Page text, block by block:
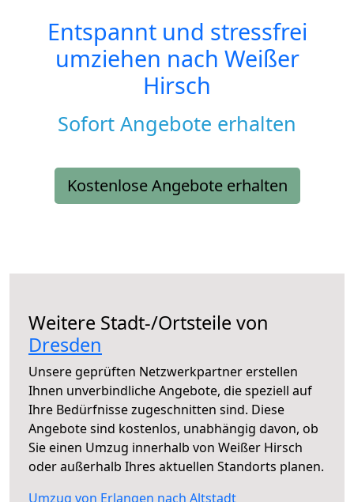
Entspannt und stressfrei
umziehen nach Weißer
Hirsch
Sofort Angebote erhalten
Kostenlose Angebote erhalten
Weitere Stadt-/Ortsteile von
Dresden
Unsere geprüften Netzwerkpartner erstellen
Ihnen unverbindliche Angebote, die speziell auf
Ihre Bedürfnisse zugeschnitten sind. Diese
Angebote sind kostenlos, unabhängig davon, ob
Sie einen Umzug innerhalb von Weißer Hirsch
oder außerhalb Ihres aktuellen Standorts planen.
Umzug von Erlangen nach Altstadt